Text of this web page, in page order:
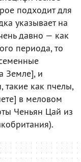
подходит для
указывает на
давно — как
периода, то
Земле], и
такие как пчелы,
в меловом
Ченьян Цай из